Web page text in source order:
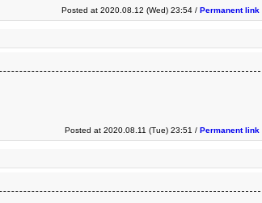
Posted at 2020.08.12 (Wed) 23:54 / Permanent link
Posted at 2020.08.11 (Tue) 23:51 / Permanent link